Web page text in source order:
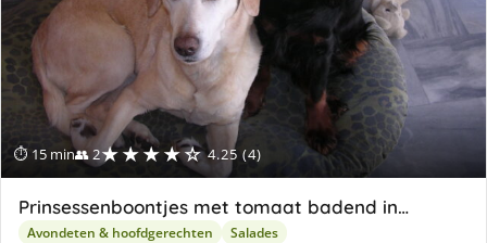
⏱ 15 min👥 2★★★★☆ 4.25 (4)
Prinsessenboontjes met tomaat badend in…
Avondeten & hoofdgerechten Salades